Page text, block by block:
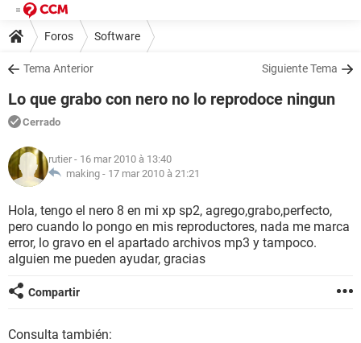
Foros Software
Tema Anterior Siguiente Tema
Lo que grabo con nero no lo reprodoce ningun
Cerrado
rutier - 16 mar 2010 à 13:40
making - 17 mar 2010 à 21:21
Hola, tengo el nero 8 en mi xp sp2, agrego,grabo,perfecto,
pero cuando lo pongo en mis reproductores, nada me marca
error, lo gravo en el apartado archivos mp3 y tampoco.
alguien me pueden ayudar, gracias
Compartir
Consulta también: